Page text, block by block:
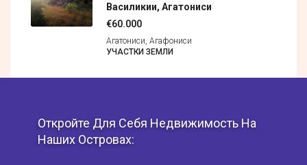
Василикии, Агатониси
€60.000
Агатониси, Агафониси
УЧАСТКИ ЗЕМЛИ
Откройте Для Себя Недвижимость На
Наших Островах: